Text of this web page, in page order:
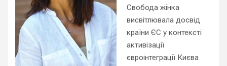
Свобода жінка
висвітлювала досвід
країни ЄС у контексті
активізації
євроінтеграції Києва